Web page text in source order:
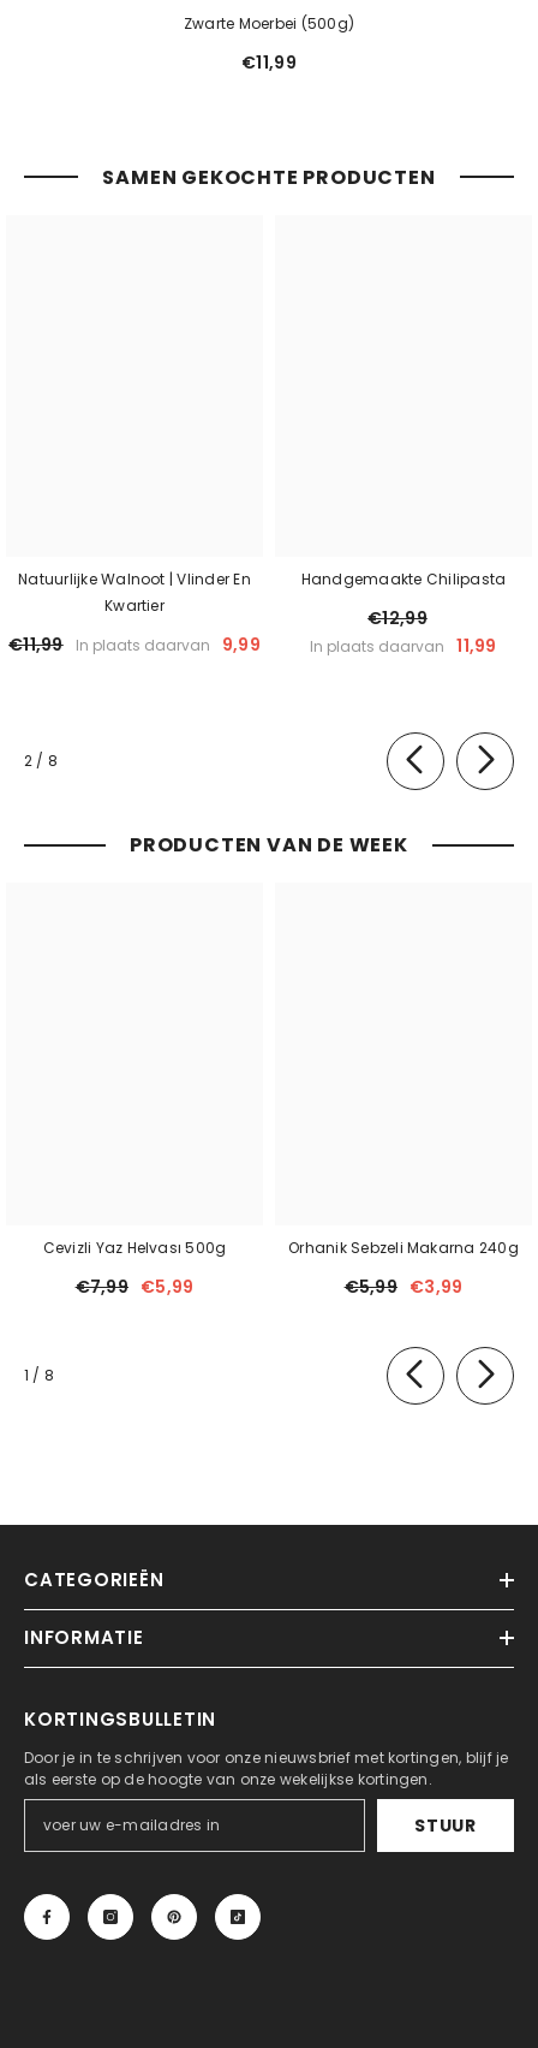
Zwarte Moerbei (500g)
€11,99
SAMEN GEKOCHTE PRODUCTEN
Natuurlijke Walnoot | Vlinder En
Kwartier
€11,99 In plaats daarvan 9,99
Handgemaakte Chilipasta
€12,99
In plaats daarvan 11,99
2 / van
8
PRODUCTEN VAN DE WEEK
Cevizli Yaz Helvası 500g
€7,99 €5,99
Orhanik Sebzeli Makarna 240g
€5,99 €3,99
1 / van
8
CATEGORIEËN
INFORMATIE
KORTINGSBULLETIN
Door je in te schrijven voor onze nieuwsbrief met kortingen, blijf je
als eerste op de hoogte van onze wekelijkse kortingen.
STUUR